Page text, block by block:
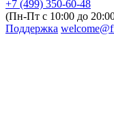
+7 (499) 350-60-48
(Пн-Пт с 10:00 до
Поддержка